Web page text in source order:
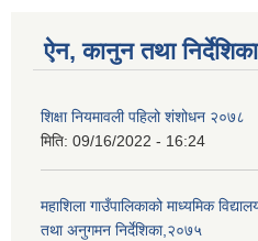
ऐन, कानुन तथा निर्देशिका
शिक्षा नियमावली पहिलो शंशोधन २०७८
मिति: 09/16/2022 - 16:24
महाशिला गाउँपालिकाको माध्यमिक
तथा अनुगमन निर्देशिका,२०७५